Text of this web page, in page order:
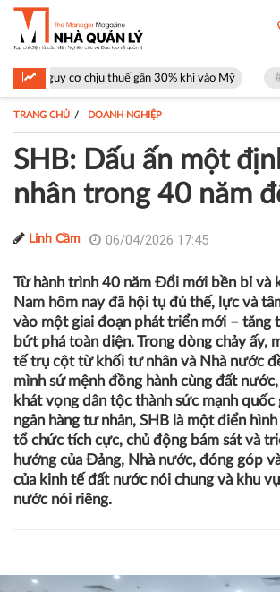
gần 30% khi vào Mỹ Khu phố thương
TRANG CHỦ DOANH NGHIỆP
SHB: Dấu ấn một
nhân trong 40 năm
Linh Cầm 06/04/2026 17:45
Từ hành trình 40 năm Đổi mới bền bỉ và
Nam hôm nay đã hội tụ đủ thế, lực và
vào một giai đoạn phát triển mới – tăng
bứt phá toàn diện. Trong dòng chảy ấy,
tế trụ cột từ khối tư nhân và Nhà nước
mình sứ mệnh đồng hành cùng đất nước,
hướng của Đảng, Nhà nước, đóng góp